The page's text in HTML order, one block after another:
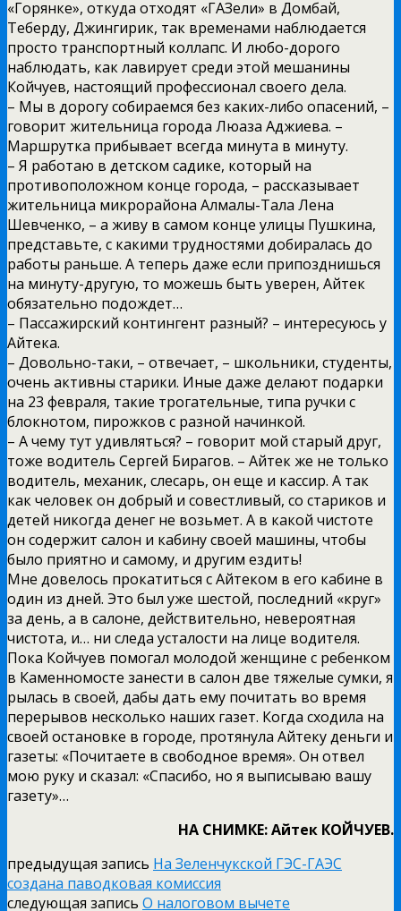
«Горянке», откуда отходят «ГАЗели» в Домбай,
Теберду, Джингирик, так временами наблюдается
просто транспортный коллапс. И любо-дорого
наблюдать, как лавирует среди этой мешанины
Койчуев, настоящий профессионал своего дела.
– Мы в дорогу собираемся без каких-либо опасений, –
говорит жительница города Люаза Аджиева. –
Маршрутка прибывает всегда минута в минуту.
– Я работаю в детском садике, который на
противоположном конце города, – рассказывает
жительница микрорайона Алмалы-Тала Лена
Шевченко, – а живу в самом конце улицы Пушкина,
представьте, с какими трудностями добиралась до
работы раньше. А теперь даже если припозднишься
на минуту-другую, то можешь быть уверен, Айтек
обязательно подождет…
– Пассажирский контингент разный? – интересуюсь у
Айтека.
– Довольно-таки, – отвечает, – школьники, студенты,
очень активны старики. Иные даже делают подарки
на 23 февраля, такие трогательные, типа ручки с
блокнотом, пирожков с разной начинкой.
– А чему тут удивляться? – говорит мой старый друг,
тоже водитель Сергей Бирагов. – Айтек же не только
водитель, механик, слесарь, он еще и кассир. А так
как человек он добрый и совестливый, со стариков и
детей никогда денег не возьмет. А в какой чистоте
он содержит салон и кабину своей машины, чтобы
было приятно и самому, и другим ездить!
Мне довелось прокатиться с Айтеком в его кабине в
один из дней. Это был уже шестой, последний «круг»
за день, а в салоне, действительно, невероятная
чистота, и… ни следа усталости на лице водителя.
Пока Койчуев помогал молодой женщине с ребенком
в Каменномосте занести в салон две тяжелые сумки, я
рылась в своей, дабы дать ему почитать во время
перерывов несколько наших газет. Когда сходила на
своей остановке в городе, протянула Айтеку деньги и
газеты: «Почитаете в свободное время». Он отвел
мою руку и сказал: «Спасибо, но я выписываю вашу
газету»…
НА СНИМКЕ: Айтек КОЙЧУЕВ.
предыдущая запись На Зеленчукской ГЭС-ГАЭС
создана паводковая комиссия
следующая запись О налоговом вычете